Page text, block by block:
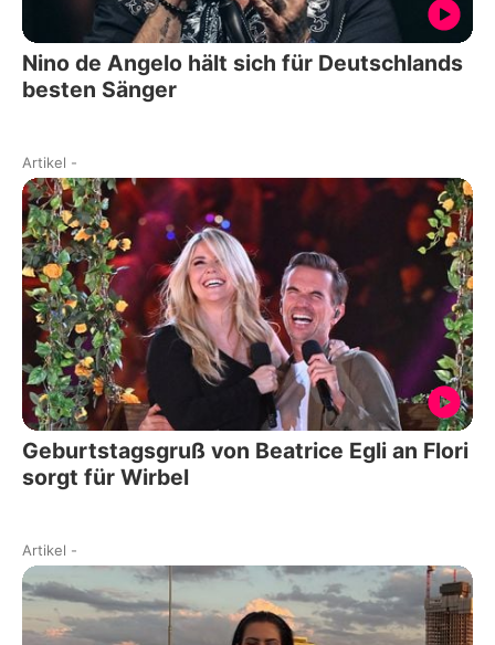
Nino de Angelo hält sich für Deutschlands
besten Sänger
Artikel -
Geburtstagsgruß von Beatrice Egli an Flori
sorgt für Wirbel
Artikel -